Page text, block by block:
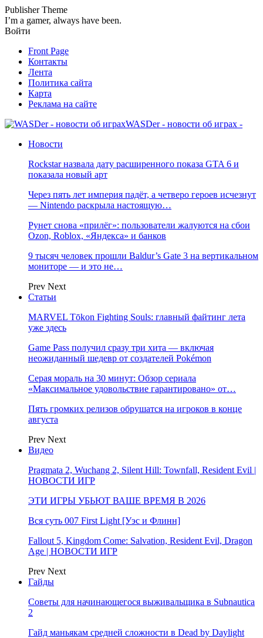
Publisher Theme
I’m a gamer, always have been.
Войти
Front Page
Контакты
Лента
Политика сайта
Карта
Реклама на сайте
WASDer - новости об играх -
Новости
Rockstar назвала дату расширенного показа GTA 6 и
показала новый арт
Через пять лет империя падёт, а четверо героев исчезнут
— Nintendo раскрыла настоящую…
Рунет снова «прилёг»: пользователи жалуются на сбои
Ozon, Roblox, «Яндекса» и банков
9 тысяч человек прошли Baldur’s Gate 3 на вертикальном
мониторе — и это не…
Prev Next
Статьи
MARVEL Tōkon Fighting Souls: главный файтинг лета
уже здесь
Game Pass получил сразу три хита — включая
неожиданный шедевр от создателей Pokémon
Серая мораль на 30 минут: Обзор сериала
«Максимальное удовольствие гарантировано» от…
Пять громких релизов обрушатся на игроков в конце
августа
Prev Next
Видео
Pragmata 2, Wuchang 2, Silent Hill: Townfall, Resident Evil |
НОВОСТИ ИГР
ЭТИ ИГРЫ УБЬЮТ ВАШЕ ВРЕМЯ В 2026
Вся суть 007 First Light [Уэс и Флинн]
Fallout 5, Kingdom Come: Salvation, Resident Evil, Dragon
Age | НОВОСТИ ИГР
Prev Next
Гайды
Советы для начинающегося выживальщика в Subnautica
2
Гайд маньякам средней сложности в Dead by Daylight